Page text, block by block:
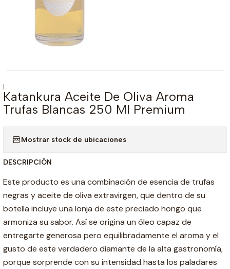
|
Katankura Aceite De Oliva Aroma
Trufas Blancas 250 Ml Premium
Mostrar stock de ubicaciones
DESCRIPCIÓN
Este producto es una combinación de esencia de trufas
negras y aceite de oliva extravirgen, que dentro de su
botella incluye una lonja de este preciado hongo que
armoniza su sabor. Así se origina un óleo capaz de
entregarte generosa pero equilibradamente el aroma y el
gusto de este verdadero diamante de la alta gastronomía,
porque sorprende con su intensidad hasta los paladares